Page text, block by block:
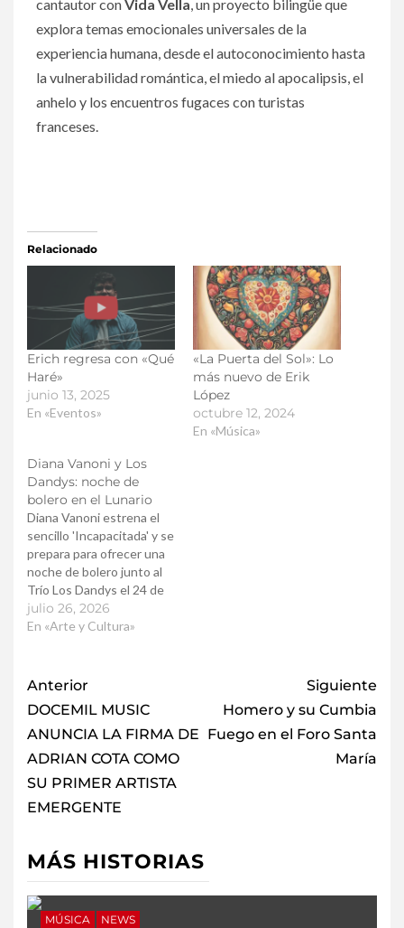
cantautor conVida Vella , un proyecto bilingüe que
explora temas emocionales universales de la
experiencia humana, desde el autoconocimiento hasta
la vulnerabilidad romántica, el miedo al apocalipsis, el
anhelo y los encuentros fugaces con turistas
franceses.
Relacionado
Erich regresa con «Qué
Haré»
junio 13, 2025
En «Eventos»
«La Puerta del Sol»: Lo
más nuevo de Erik
López
octubre 12, 2024
En «Música»
Diana Vanoni y Los
Dandys: noche de
bolero en el Lunario
Diana Vanoni estrena el
sencillo 'Incapacitada' y se
prepara para ofrecer una
noche de bolero junto al
Trío Los Dandys el 24 de
julio en el Lunario del
Auditorio Nacional.
julio 26, 2026
En «Arte y Cultura»
Anterior
DOCEMIL MUSIC
ANUNCIA LA FIRMA DE
ADRIAN COTA COMO
SU PRIMER ARTISTA
EMERGENTE
Siguiente
Homero y su Cumbia
Fuego en el Foro Santa
María
MÁS HISTORIAS
MÚSICA NEWS